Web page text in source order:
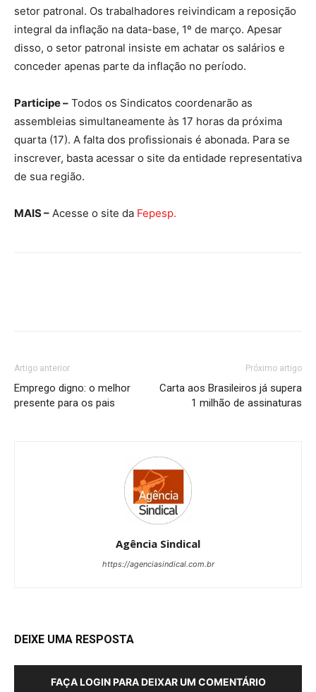
setor patronal. Os trabalhadores reivindicam a reposição
integral da inflação na data-base, 1º de março. Apesar
disso, o setor patronal insiste em achatar os salários e
conceder apenas parte da inflação no período.
Participe – Todos os Sindicatos coordenarão as
assembleias simultaneamente às 17 horas da próxima
quarta (17). A falta dos profissionais é abonada. Para se
inscrever, basta acessar o site da entidade representativa
de sua região.
MAIS – Acesse o site da Fepesp.
Artigo anterior
Emprego digno: o melhor
presente para os pais
Próximo artigo
Carta aos Brasileiros já supera
1 milhão de assinaturas
Agência Sindical
https://agenciasindical.com.br
DEIXE UMA RESPOSTA
FAÇA LOGIN PARA DEIXAR UM COMENTÁRIO